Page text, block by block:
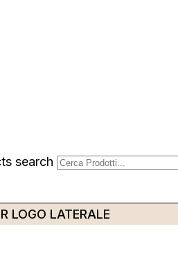
search
LOGO LATERALE